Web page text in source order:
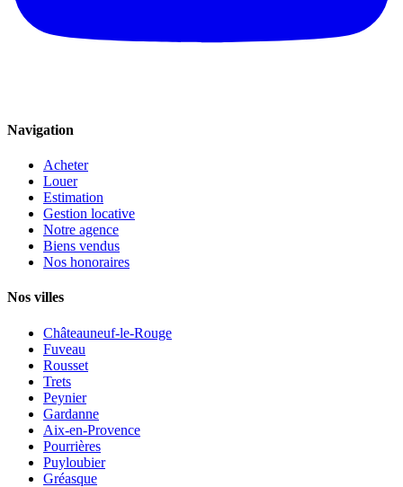
Navigation
Acheter
Louer
Estimation
Gestion locative
Notre agence
Biens vendus
Nos honoraires
Nos villes
Châteauneuf-le-Rouge
Fuveau
Rousset
Trets
Peynier
Gardanne
Aix-en-Provence
Pourrières
Puyloubier
Gréasque